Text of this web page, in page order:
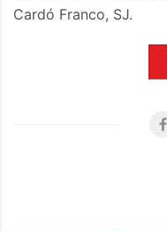
Cardó Franco, SJ.